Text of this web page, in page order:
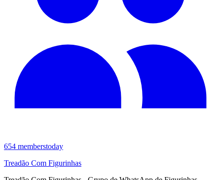
654 memberstoday
Treadão Com Figurinhas